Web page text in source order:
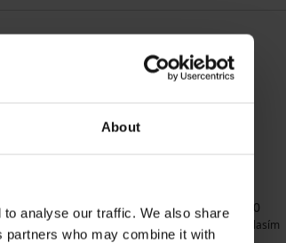
About
analyse our traffic. We also share
who may combine it with
0
souhlasím